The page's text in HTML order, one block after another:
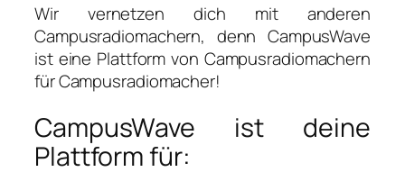
Wir vernetzen dich mit anderen
Campusradiomachern, denn CampusWave
ist eine Plattform von Campusradiomachern
für Campusradiomacher!
CampusWave ist deine
Plattform für: